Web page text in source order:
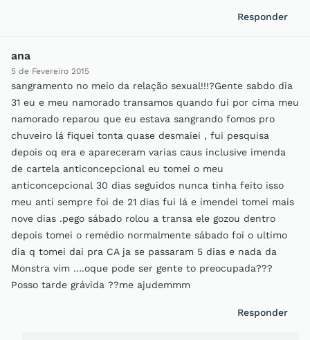
Responder
ana
5 de Fevereiro 2015
sangramento no meio da relação sexual!!!?Gente sabdo dia
31 eu e meu namorado transamos quando fui por cima meu
namorado reparou que eu estava sangrando fomos pro
chuveiro lá fiquei tonta quase desmaiei , fui pesquisa
depois oq era e apareceram varias caus inclusive imenda
de cartela anticoncepcional eu tomei o meu
anticoncepcional 30 dias seguidos nunca tinha feito isso
meu anti sempre foi de 21 dias fui lá e imendei tomei mais
nove dias .pego sábado rolou a transa ele gozou dentro
depois tomei o remédio normalmente sábado foi o ultimo
dia q tomei dai pra CA ja se passaram 5 dias e nada da
Monstra vim ….oque pode ser gente to preocupada???
Posso tarde grávida ??me ajudemmm
Responder